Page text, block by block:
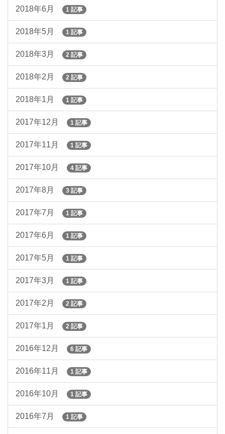
2018年6月 1 記事
2018年5月 1 記事
2018年3月 2 記事
2018年2月 2 記事
2018年1月 1 記事
2017年12月 1 記事
2017年11月 1 記事
2017年10月 4 記事
2017年8月 3 記事
2017年7月 1 記事
2017年6月 1 記事
2017年5月 1 記事
2017年3月 1 記事
2017年2月 2 記事
2017年1月 2 記事
2016年12月 6 記事
2016年11月 1 記事
2016年10月 1 記事
2016年7月 1 記事